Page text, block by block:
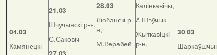
04.03
Камянецкі
21.03
Шчучынскі р-н,
С.Саковіч
27.03
28.03
Любанскі р-
н,
М.Верабей
Калінкавічы,
А.Шэўчык
Жыткавіцкі
р-н,
30.03